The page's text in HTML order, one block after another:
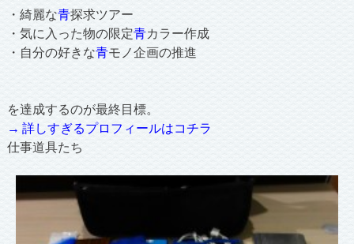
・綺麗な青探求ツアー
・気に入った物の限定青カラー作成
・自分の好きな青モノ企画の推進
を達成するのが最終目標。
→ 詳しすぎるプロフィールはコチラ
仕事道具たち